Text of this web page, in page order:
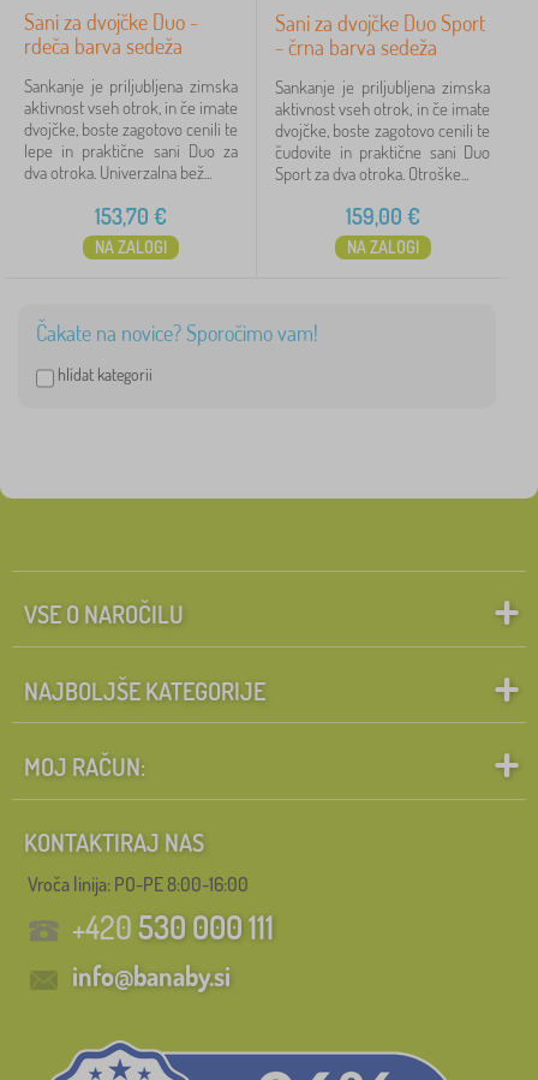
Sani za dvojčke Duo -
rdeča barva sedeža
Sankanje je priljubljena zimska
aktivnost vseh otrok, in če imate
dvojčke, boste zagotovo cenili te
lepe in praktične sani Duo za
dva otroka. Univerzalna bež...
153,70 €
NA ZALOGI
Sani za dvojčke Duo Sport
- črna barva sedeža
Sankanje je priljubljena zimska
aktivnost vseh otrok, in če imate
dvojčke, boste zagotovo cenili te
čudovite in praktične sani Duo
Sport za dva otroka. Otroške...
159,00 €
NA ZALOGI
Čakate na novice? Sporočimo vam!
hlídat kategorii
VSE O NAROČILU
NAJBOLJŠE KATEGORIJE
MOJ RAČUN:
KONTAKTIRAJ NAS
Vroča linija: PO-PE 8:00-16:00
+420530 000 111
info@banaby.si